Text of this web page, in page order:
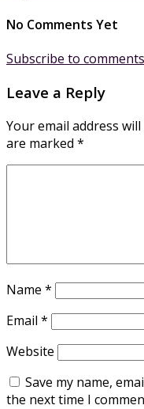
No Comments Yet
Subscribe to
Leave a Reply
Your email address
are marked *
Name *
Email *
Website
Save my name,
the next time I